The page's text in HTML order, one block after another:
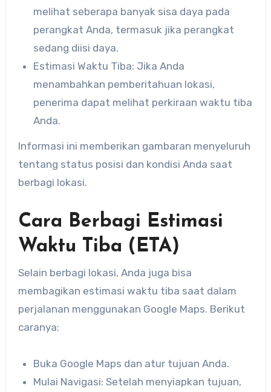
melihat seberapa banyak sisa daya pada
perangkat Anda, termasuk jika perangkat
sedang diisi daya.
Estimasi Waktu Tiba: Jika Anda
menambahkan pemberitahuan lokasi,
penerima dapat melihat perkiraan waktu tiba
Anda.
Informasi ini memberikan gambaran menyeluruh
tentang status posisi dan kondisi Anda saat
berbagi lokasi.
Cara Berbagi Estimasi
Waktu Tiba (ETA)
Selain berbagi lokasi, Anda juga bisa
membagikan estimasi waktu tiba saat dalam
perjalanan menggunakan Google Maps. Berikut
caranya:
Buka Google Maps dan atur tujuan Anda.
Mulai Navigasi: Setelah menyiapkan tujuan,